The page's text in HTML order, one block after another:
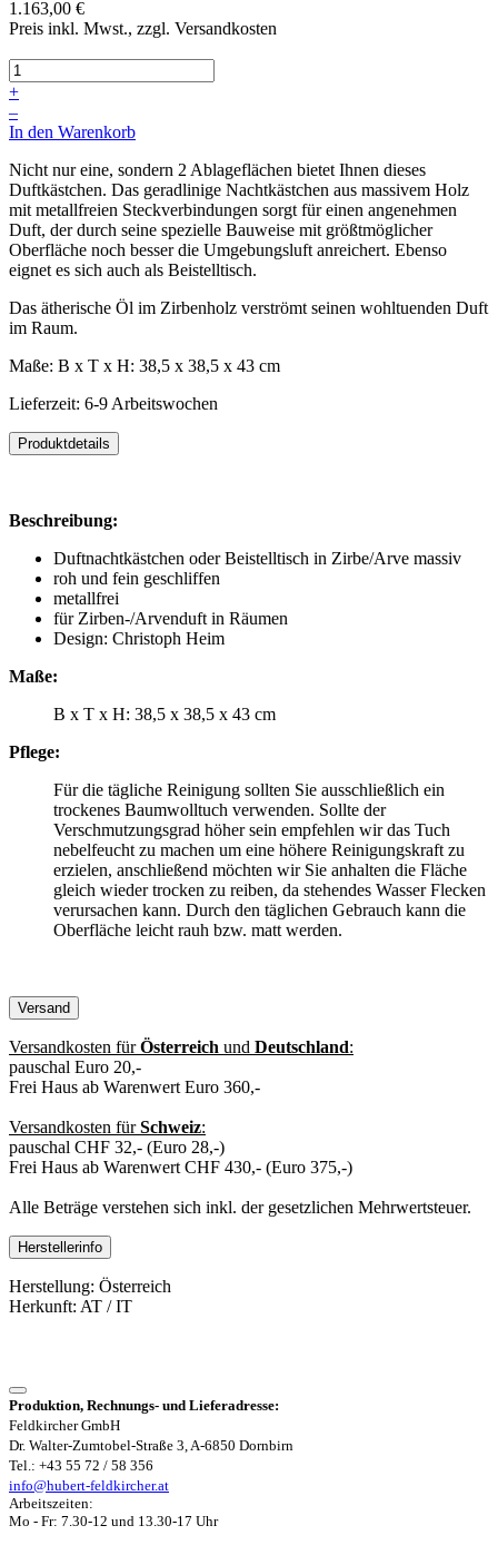
1.163,00 €
Preis inkl. Mwst., zzgl. Versandkosten
+
–
In den Warenkorb
Nicht nur eine, sondern 2 Ablageflächen bietet Ihnen dieses
Duftkästchen. Das geradlinige Nachtkästchen aus massivem Holz
mit metallfreien Steckverbindungen sorgt für einen angenehmen
Duft, der durch seine spezielle Bauweise mit größtmöglicher
Oberfläche noch besser die Umgebungsluft anreichert. Ebenso
eignet es sich auch als Beistelltisch.
Das ätherische Öl im Zirbenholz verströmt seinen wohltuenden Duft
im Raum.
Maße: B x T x H: 38,5 x 38,5 x 43 cm
Lieferzeit: 6-9 Arbeitswochen
Produktdetails
Beschreibung:
Duftnachtkästchen oder Beistelltisch in Zirbe/Arve massiv
roh und fein geschliffen
metallfrei
für Zirben-/Arvenduft in Räumen
Design: Christoph Heim
Maße:
B x T x H: 38,5 x 38,5 x 43 cm
Pflege:
Für die tägliche Reinigung sollten Sie ausschließlich ein
trockenes Baumwolltuch verwenden. Sollte der
Verschmutzungsgrad höher sein empfehlen wir das Tuch
nebelfeucht zu machen um eine höhere Reinigungskraft zu
erzielen, anschließend möchten wir Sie anhalten die Fläche
gleich wieder trocken zu reiben, da stehendes Wasser Flecken
verursachen kann. Durch den täglichen Gebrauch kann die
Oberfläche leicht rauh bzw. matt werden.
Versand
Versandkosten fürÖsterreich und Deutschland:
pauschal Euro 20,-
Frei Haus ab Warenwert Euro 360,-
Versandkosten fürSchweiz:
pauschal CHF 32,- (Euro 28,-)
Frei Haus ab Warenwert CHF 430,- (Euro 375,-)
Alle Beträge verstehen sich inkl. der gesetzlichen Mehrwertsteuer.
Herstellerinfo
Herstellung: Österreich
Herkunft: AT / IT
Produktion, Rechnungs- und Lieferadresse:
Feldkircher GmbH
Dr. Walter-Zumtobel-Straße 3, A-6850 Dornbirn
Tel.: +43 55 72 / 58 356
info@hubert-feldkircher.at
Arbeitszeiten:
Mo - Fr: 7.30-12 und 13.30-17 Uhr